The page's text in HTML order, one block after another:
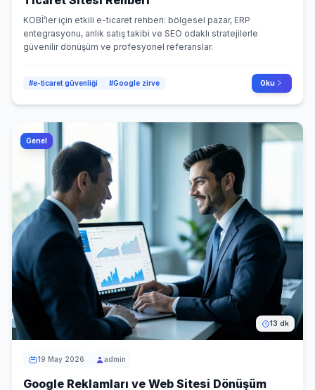
KOBİ’ler için etkili e-ticaret rehberi: bölgesel pazar, ERP
entegrasyonu, anlık satış takibi ve SEO odaklı stratejilerle
güvenilir dönüşüm ve profesyonel referanslar.
#e-ticaret güvenliği #Google zirve Oku
Genel
13 dk
19 May 2026 admin
Google Reklamları ve Web Sitesi Dönüşüm